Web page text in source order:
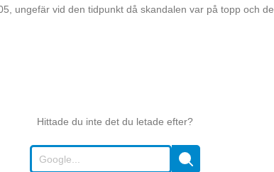
ungefär vid den tidpunkt då skandalen var på topp och
Hittade du inte det du letade efter?